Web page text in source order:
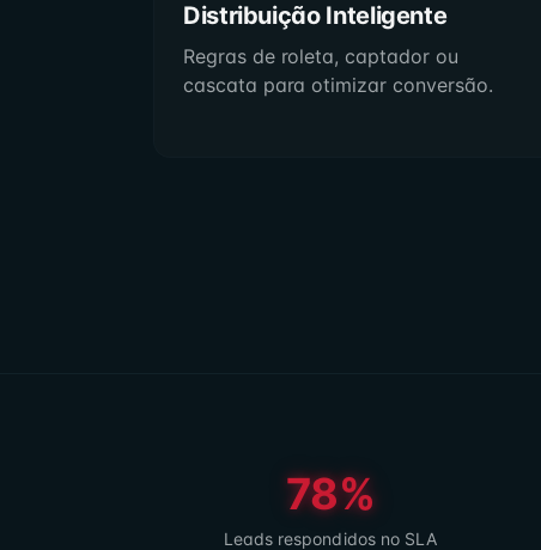
Distribuição Inteligente
Regras de roleta, captador ou
cascata para otimizar conversão.
78%
Leads respondidos no SLA